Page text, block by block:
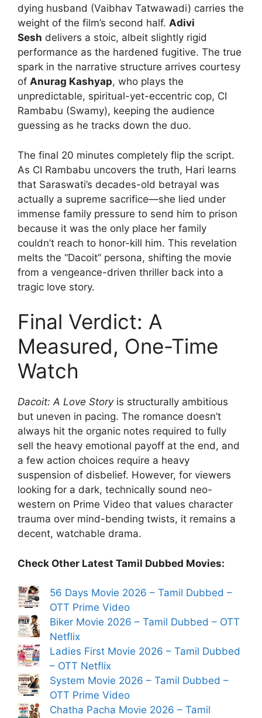
dying husband (Vaibhav Tatwawadi) carries the
weight of the film’s second half. Adivi
Sesh delivers a stoic, albeit slightly rigid
performance as the hardened fugitive. The true
spark in the narrative structure arrives courtesy
of Anurag Kashyap, who plays the
unpredictable, spiritual-yet-eccentric cop, CI
Rambabu (Swamy), keeping the audience
guessing as he tracks down the duo.
The final 20 minutes completely flip the script.
As CI Rambabu uncovers the truth, Hari learns
that Saraswati’s decades-old betrayal was
actually a supreme sacrifice—she lied under
immense family pressure to send him to prison
because it was the only place her family
couldn’t reach to honor-kill him. This revelation
melts the “Dacoit” persona, shifting the movie
from a vengeance-driven thriller back into a
tragic love story.
Final Verdict: A
Measured, One-Time
Watch
Dacoit: A Love Storyis structurally ambitious
but uneven in pacing. The romance doesn’t
always hit the organic notes required to fully
sell the heavy emotional payoff at the end, and
a few action choices require a heavy
suspension of disbelief. However, for viewers
looking for a dark, technically sound neo-
western on Prime Video that values character
trauma over mind-bending twists, it remains a
decent, watchable drama.
Check Other Latest Tamil Dubbed Movies:
56 Days Movie 2026 – Tamil Dubbed –
OTT Prime Video
Biker Movie 2026 – Tamil Dubbed – OTT
Netflix
Ladies First Movie 2026 – Tamil Dubbed
– OTT Netflix
System Movie 2026 – Tamil Dubbed –
OTT Prime Video
Chatha Pacha Movie 2026 – Tamil